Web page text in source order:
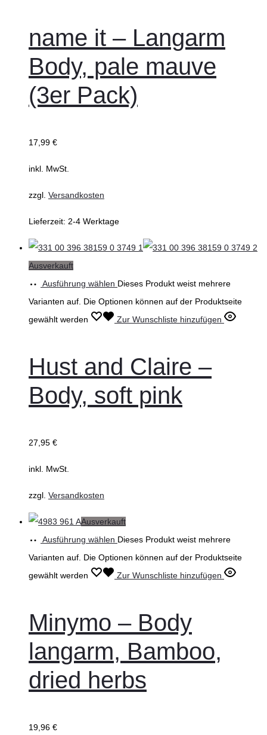
name it – Langarm
Body, pale mauve
(3er Pack)
17,99 €
inkl. MwSt.
zzgl. Versandkosten
Lieferzeit: 2-4 Werktage
Ausverkauft
Ausführung wählen Dieses Produkt weist mehrere
Varianten auf. Die Optionen können auf der Produktseite
gewählt werden
Zur Wunschliste hinzufügen
Hust and Claire –
Body, soft pink
27,95 €
inkl. MwSt.
zzgl. Versandkosten
Ausverkauft
Ausführung wählen Dieses Produkt weist mehrere
Varianten auf. Die Optionen können auf der Produktseite
gewählt werden
Zur Wunschliste hinzufügen
Minymo – Body
langarm, Bamboo,
dried herbs
19,96 €